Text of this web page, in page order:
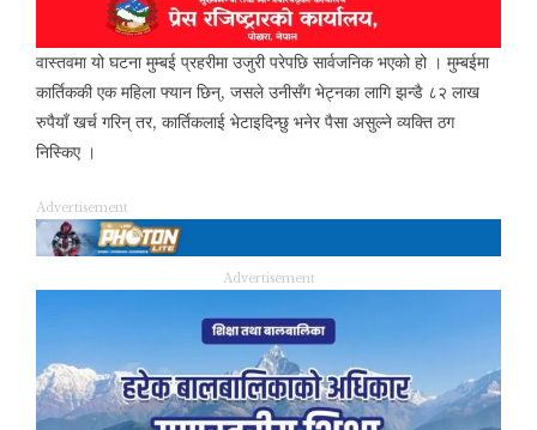
वास्तवमा यो घटना मुम्बई प्रहरीमा उजुरी परेपछि सार्वजनिक भएको हो । मुम्बईमा
कार्तिककी एक महिला फ्यान छिन्, जसले उनीसँग भेट्नका लागि झन्डै ८२ लाख
रुपैयाँ खर्च गरिन् तर, कार्तिकलाई भेटाइदिन्छु भनेर पैसा असुल्ने व्यक्ति ठग
निस्किए ।
Advertisement
Advertisement